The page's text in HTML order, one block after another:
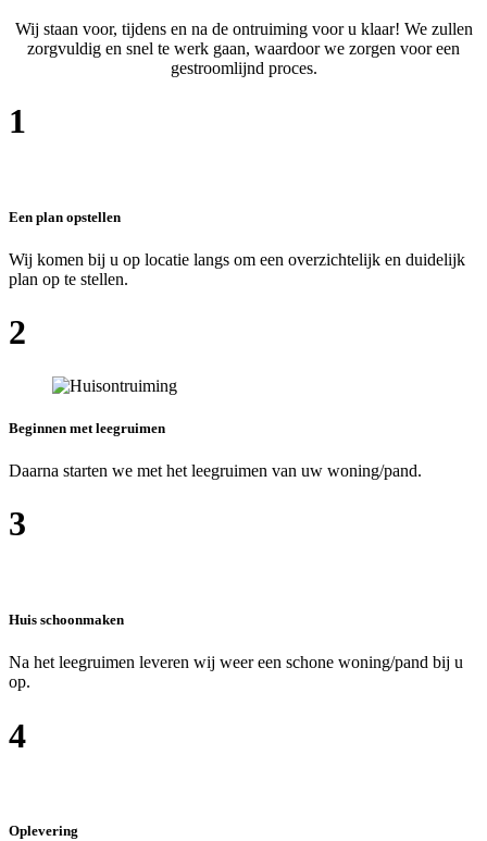
Wij staan voor, tijdens en na de ontruiming voor u klaar! We zullen
zorgvuldig en snel te werk gaan, waardoor we zorgen voor een
gestroomlijnd proces.
1
Een plan opstellen
Wij komen bij u op locatie langs om een overzichtelijk en duidelijk
plan op te stellen.
2
Beginnen met leegruimen
Daarna starten we met het leegruimen van uw woning/pand.
3
Huis schoonmaken
Na het leegruimen leveren wij weer een schone woning/pand bij u
op.
4
Oplevering